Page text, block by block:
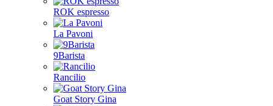
ROK espresso
La Pavoni
9Barista
Rancilio
Goat Story Gina